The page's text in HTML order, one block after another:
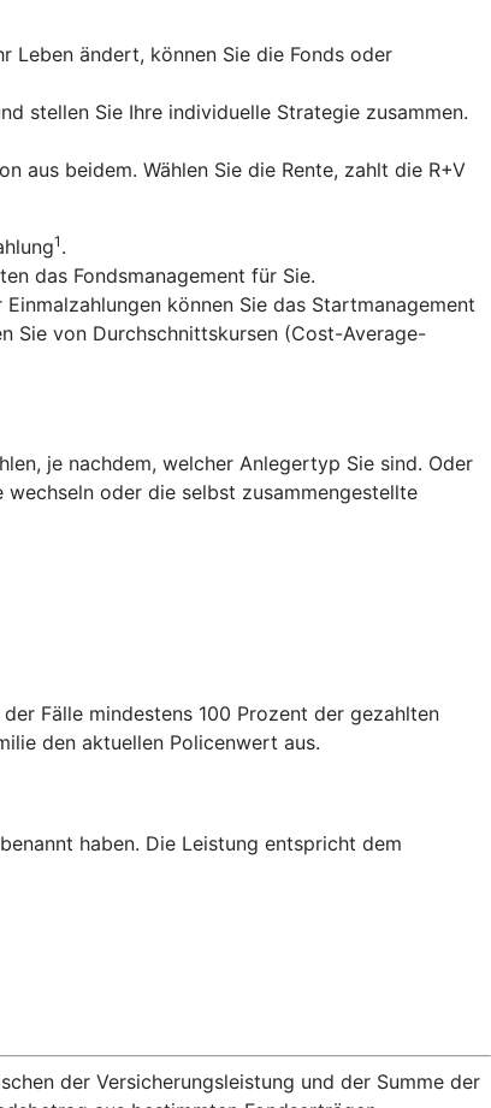
Leben ändert, können Sie die Fonds oder
stellen Sie Ihre individuelle Strategie zusammen.
aus beidem. Wählen Sie die Rente, zahlt die R+V
1 .
das Fondsmanagement für Sie.
können Sie das Startmanagement
Sie von Durchschnittskursen (Cost-Average-
je nachdem, welcher Anlegertyp Sie sind. Oder
oder die selbst zusammengestellte
Fälle mindestens 100 Prozent der gezahlten
den aktuellen Policenwert aus.
haben. Die Leistung entspricht dem
der Versicherungsleistung und der Summe der